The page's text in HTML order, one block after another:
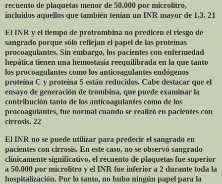
recuento de plaquetas menor de 50.000 por microlitro,
incluidos aquellos que también tenían un INR mayor de 1,3. 21
El INR y el tiempo de protrombina no predicen el riesgo de
sangrado porque sólo reflejan el papel de las proteínas
procoagulantes. Sin embargo, los pacientes con enfermedad
hepática tienen una hemostasia reequilibrada en la que tanto
los procoagulantes como los anticoagulantes endógenos
proteína C y proteína S están reducidos. Cabe destacar que el
ensayo de generación de trombina, que puede examinar la
contribución tanto de los anticoagulantes como de los
procoagulantes, fue normal cuando se realizó en pacientes con
cirrosis. 22
El INR no se puede utilizar para predecir el sangrado en
pacientes con cirrosis. En este caso, no se observó sangrado
clínicamente significativo, el recuento de plaquetas fue superior
a 50.000 por microlitro y el INR fue inferior a 2 durante toda la
hospitalización. Por lo tanto, no hubo ningún papel para la